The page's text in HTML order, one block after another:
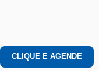
CLIQUE E AGENDE